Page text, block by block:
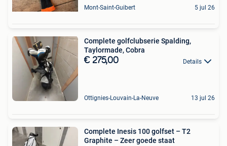
Mont-Saint-Guibert 5 jul 26
Complete golfclubserie Spalding,
Taylormade, Cobra
€ 275,00 Details
Ottignies-Louvain-La-Neuve 13 jul 26
Complete Inesis 100 golfset – T2
Graphite – Zeer goede staat